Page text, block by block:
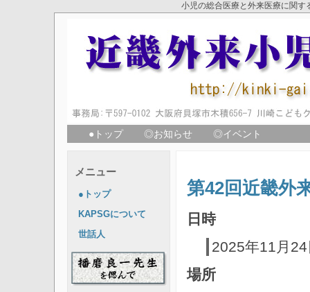
小児の総合医療と外来医療に関
●トップ ◎お知らせ ◎イベント
第42回近畿外
日時
2025年11月
場所
メニュー
●トップ
KAPSGについて
世話人